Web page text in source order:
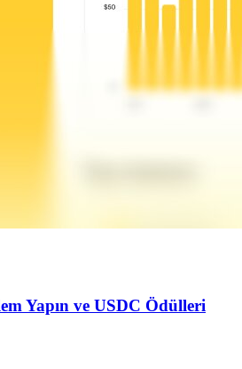
Yapın ve USDC Ödülleri